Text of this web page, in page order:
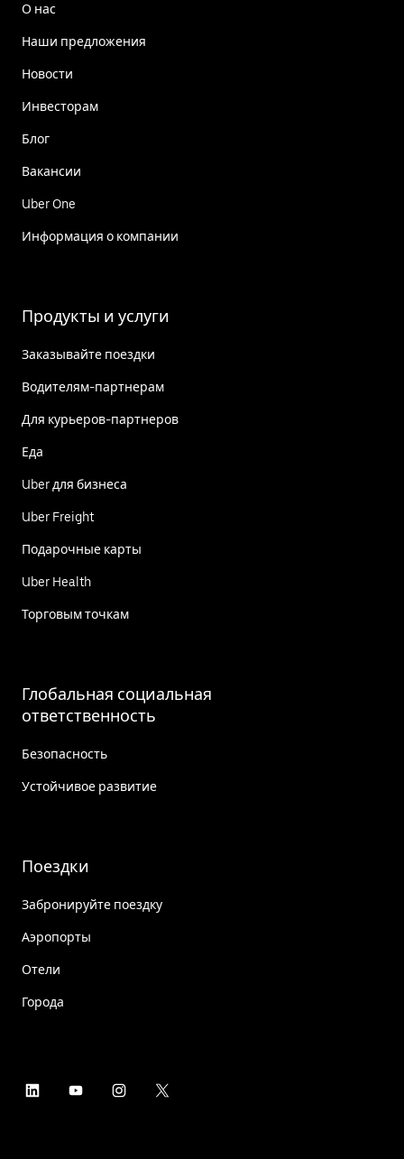
О нас
Наши предложения
Новости
Инвесторам
Блог
Вакансии
Uber One
Информация о компании
Продукты и услуги
Заказывайте поездки
Водителям-партнерам
Для курьеров-партнеров
Еда
Uber для бизнеса
Uber Freight
Подарочные карты
Uber Health
Торговым точкам
Глобальная социальная
ответственность
Безопасность
Устойчивое развитие
Поездки
Забронируйте поездку
Аэропорты
Отели
Города